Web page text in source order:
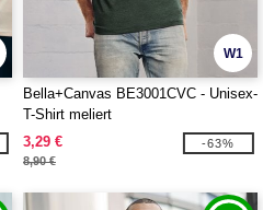
W1
Bella+Canvas BE3001CVC - Unisex-
T-Shirt meliert
3,29 €
8,90 €
-63%